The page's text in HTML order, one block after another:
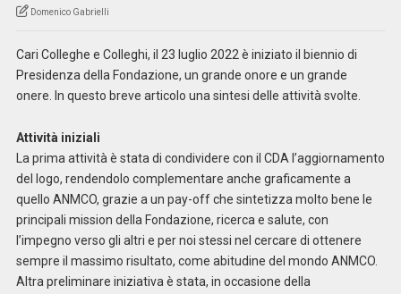
Domenico Gabrielli
Cari Colleghe e Colleghi, il 23 luglio 2022 è iniziato il biennio di
Presidenza della Fondazione, un grande onore e un grande
onere. In questo breve articolo una sintesi delle attività svolte.
Attività iniziali
La prima attività è stata di condividere con il CDA l’aggiornamento
del logo, rendendolo complementare anche graficamente a
quello ANMCO, grazie a un pay-off che sintetizza molto bene le
principali mission della Fondazione, ricerca e salute, con
l’impegno verso gli altri e per noi stessi nel cercare di ottenere
sempre il massimo risultato, come abitudine del mondo ANMCO.
Altra preliminare iniziativa è stata, in occasione della